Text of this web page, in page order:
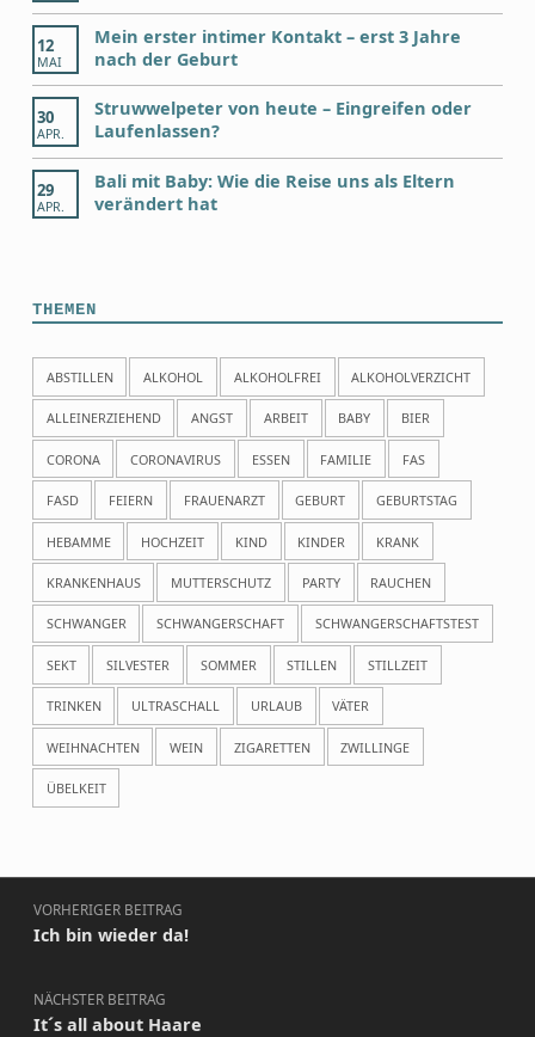
12
MAI
Mein erster intimer Kontakt – erst 3 Jahre
nach der Geburt
30
APR.
Struwwelpeter von heute – Eingreifen oder
Laufenlassen?
29
APR.
Bali mit Baby: Wie die Reise uns als Eltern
verändert hat
THEMEN
ABSTILLEN ALKOHOL ALKOHOLFREI ALKOHOLVERZICHT
ALLEINERZIEHEND ANGST ARBEIT BABY BIER
CORONA CORONAVIRUS ESSEN FAMILIE FAS
FASD FEIERN FRAUENARZT GEBURT GEBURTSTAG
HEBAMME HOCHZEIT KIND KINDER KRANK
KRANKENHAUS MUTTERSCHUTZ PARTY RAUCHEN
SCHWANGER SCHWANGERSCHAFT SCHWANGERSCHAFTSTEST
SEKT SILVESTER SOMMER STILLEN STILLZEIT
TRINKEN ULTRASCHALL URLAUB VÄTER
WEIHNACHTEN WEIN ZIGARETTEN ZWILLINGE
ÜBELKEIT
Beitragsnavigation
VORHERIGER BEITRAG
Ich bin wieder da!
NÄCHSTER BEITRAG
It´s all about Haare